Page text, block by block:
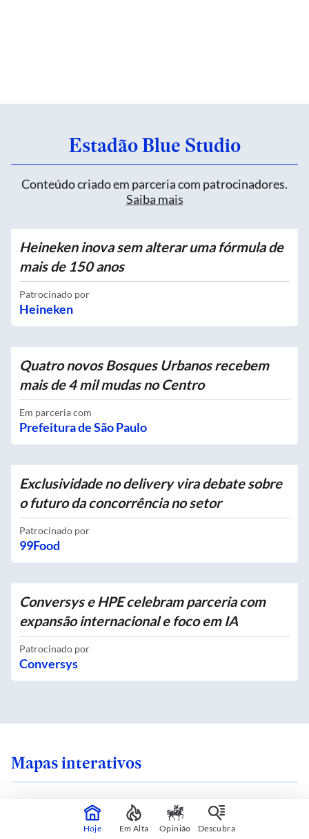
Estadão Blue Studio
Conteúdo criado em parceria com patrocinadores.
Saiba mais
Heineken inova sem alterar uma fórmula de
mais de 150 anos
Patrocinado por
Heineken
Quatro novos Bosques Urbanos recebem
mais de 4 mil mudas no Centro
Em parceria com
Prefeitura de São Paulo
Exclusividade no delivery vira debate sobre
o futuro da concorrência no setor
Patrocinado por
99Food
Conversys e HPE celebram parceria com
expansão internacional e foco em IA
Patrocinado por
Conversys
Mapas interativos
Hoje Em Alta Opinião Descubra